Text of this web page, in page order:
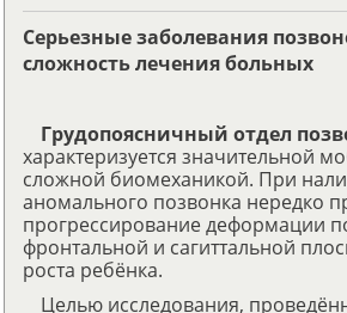
Серьезные заболевания
сложность лечения больных
Грудопоясничный отдел
характеризуется значительной
сложной биомеханикой. При
аномального позвонка нередко
прогрессирование деформации
фронтальной и сагиттальной
роста ребёнка.
Целью исследования,